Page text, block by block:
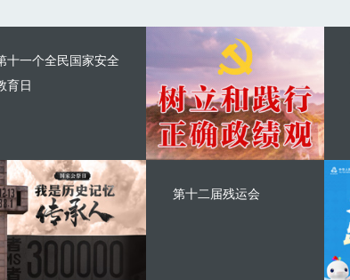
十一个全民国家安全
育日
第十二届残运会